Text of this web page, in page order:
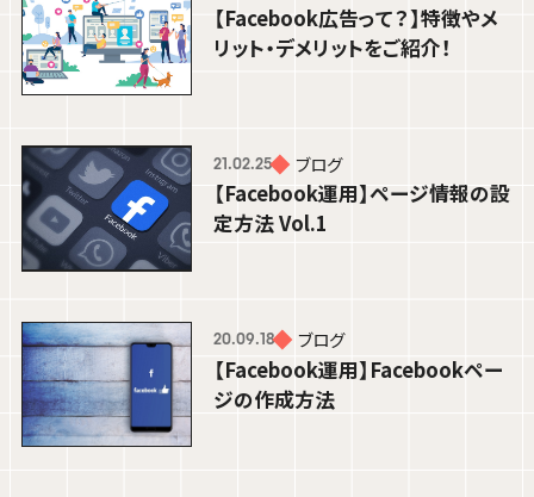
【Facebook広告って？】特徴やメ
リット・デメリットをご紹介！
21.02.25 ブログ
【Facebook運用】ページ情報の設
定方法 Vol.1
20.09.18 ブログ
【Facebook運用】Facebookペー
ジの作成方法